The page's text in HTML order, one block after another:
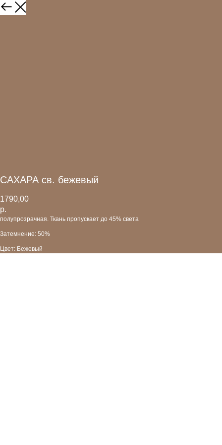
САХАРА св. бежевый
1790,00
р.
полупрозрачная. Ткань пропускает до 45% света
Затемнение: 50%
Цвет: Бежевый